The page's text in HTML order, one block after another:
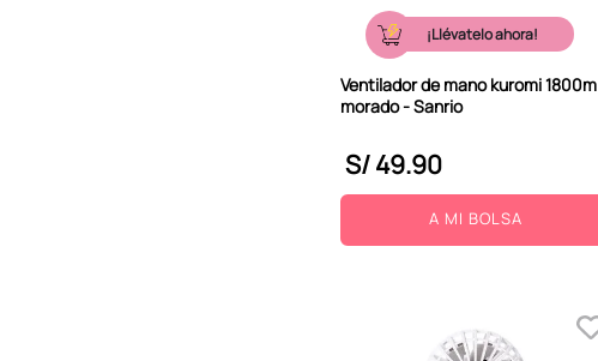
¡Llévatelo ahora!
Ventilador de mano kuromi 1800m
morado - Sanrio
S/49.90
A MI BOLSA